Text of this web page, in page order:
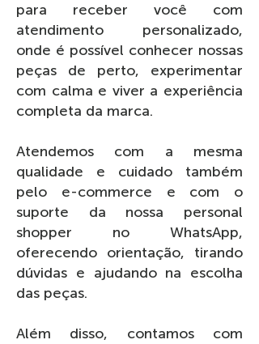
para receber você com
atendimento personalizado,
onde é possível conhecer nossas
peças de perto, experimentar
com calma e viver a experiência
completa da marca.
Atendemos com a mesma
qualidade e cuidado também
pelo e-commerce e com o
suporte da nossa personal
shopper no WhatsApp,
oferecendo orientação, tirando
dúvidas e ajudando na escolha
das peças.
Além disso, contamos com